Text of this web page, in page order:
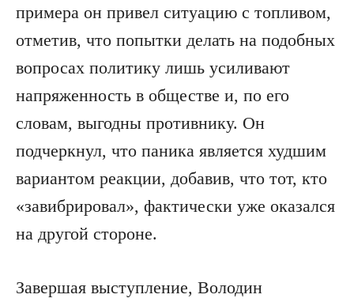
примера он привел ситуацию с топливом,
отметив, что попытки делать на подобных
вопросах политику лишь усиливают
напряженность в обществе и, по его
словам, выгодны противнику. Он
подчеркнул, что паника является худшим
вариантом реакции, добавив, что тот, кто
«завибрировал», фактически уже оказался
на другой стороне.
Завершая выступление, Володин